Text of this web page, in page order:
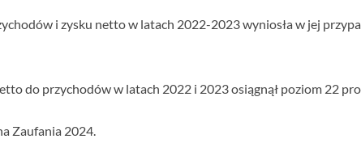
i zysku netto w latach 2022-2023 wyniosła w jej
do przychodów w latach 2022 i 2023 osiągnął poziom 22
Zaufania 2024.